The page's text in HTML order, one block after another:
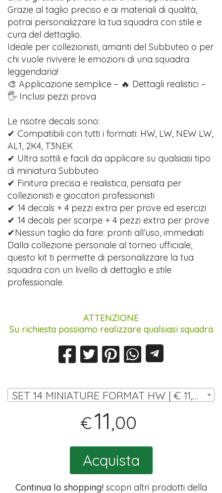
Grazie al taglio preciso e ai materiali di qualità,
potrai personalizzare la tua squadra con stile e
cura del dettaglio.
Ideale per collezionisti, amanti del Subbuteo o per
chi vuole rivivere le emozioni di una squadra
leggendaria!
🎨 Applicazione semplice – 🔥 Dettagli realistici –
🖐️ Inclusi pezzi prova
Le nsotre decals sono:
✔ Compatibili con tutti i formati: HW, LW, NEW LW,
AL1, 2K4, T3NEK
✔ Ultra sottili e facili da applicare su qualsiasi tipo
di miniatura Subbuteo
✔ Finitura precisa e realistica, pensata per
collezionisti e giocatori professionisti
✔ 14 decals + 4 pezzi extra per prove ed esercizi
✔ 14 decals per scarpe + 4 pezzi extra per prove
✔Nessun taglio da fare: pronti all’uso, immediati
Dalla collezione personale al torneo ufficiale,
questo kit ti permette di personalizzare la tua
squadra con un livello di dettaglio e stile
professionale.
ATTENZIONE
Su richiesta possiamo realizzare qualsiasi squadra
SET 14 MINIATURE FORMAT HW | € 11,00
€11,00
Acquista
Continua lo shopping!scopri altri prodotti della